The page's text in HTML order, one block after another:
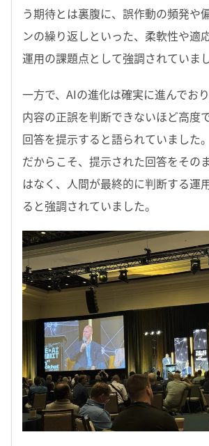
う期待とは裏腹に、誤作動の頻発や
ンの繰り返しといった、柔軟性や適
運用の課題点として強調されていまし
一方で、AIの進化は確実に進んでお
内容の正誤を判断できないほど高度
回答を提示すると語られていました
だからこそ、提示された回答をその
はなく、人間が最終的に判断する運
ると強調されていました。